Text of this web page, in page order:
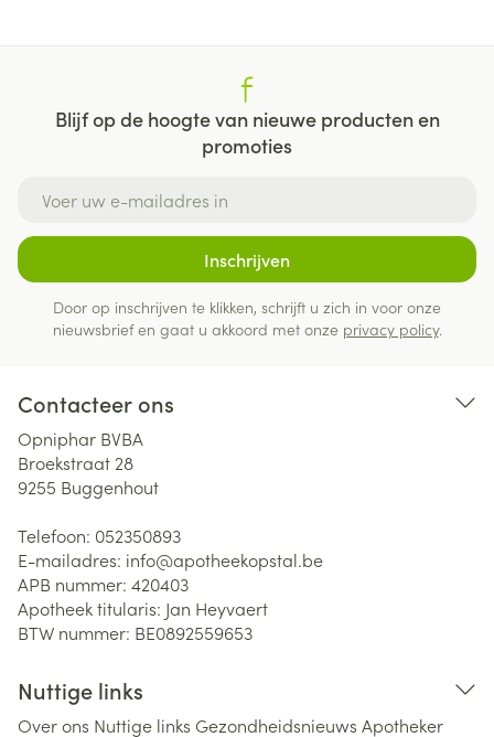
Blijf op de hoogte van nieuwe producten en
promoties
Inschrijven
Door op inschrijven te klikken, schrijft u zich in voor onze
nieuwsbrief en gaat u akkoord met onze privacy policy.
Contacteer ons
Opniphar BVBA
Broekstraat 28
9255 Buggenhout
Telefoon: 052350893
E-mailadres: info@apotheekopstal.be
APB nummer: 420403
Apotheek titularis: Jan Heyvaert
BTW nummer: BE0892559653
Nuttige links
Over ons Nuttige links Gezondheidsnieuws Apotheker